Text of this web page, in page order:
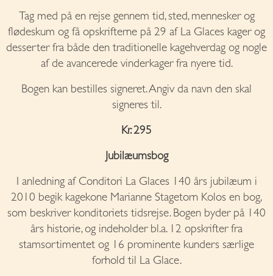
Tag med på en rejse gennem tid, sted, mennesker og
flødeskum og få opskrifterne på 29 af La Glaces kager og
desserter fra både den traditionelle kagehverdag og nogle
af de avancerede vinderkager fra nyere tid.
Bogen kan bestilles signeret. Angiv da navn den skal
signeres til.
Kr. 295
Jubilæumsbog
I anledning af Conditori La Glaces 140 års jubilæum i
2010 begik kagekone Marianne Stagetorn Kolos en bog,
som beskriver konditoriets tidsrejse. Bogen byder på 140
års historie, og indeholder bl.a. 12 opskrifter fra
stamsortimentet og 16 prominente kunders særlige
forhold til La Glace.